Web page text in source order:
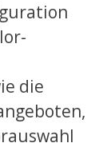
die